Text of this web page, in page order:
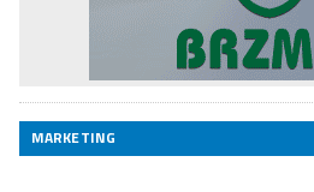
MARKETING